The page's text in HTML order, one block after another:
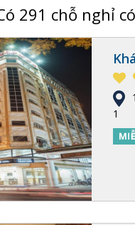
291 chỗ nghỉ
1